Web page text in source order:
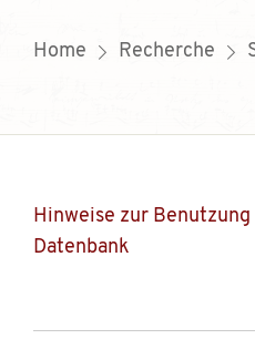
Home Recherche
Hinweise zur
Datenbank